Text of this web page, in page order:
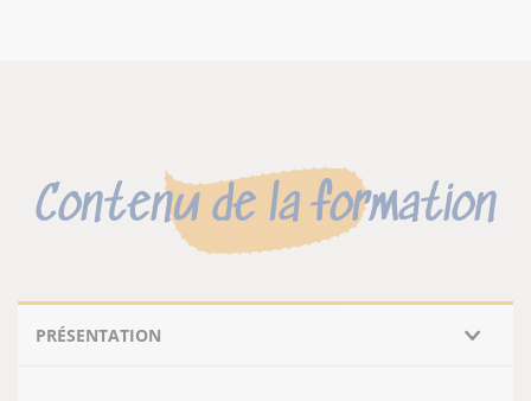
Contenu de la formation
PRÉSENTATION